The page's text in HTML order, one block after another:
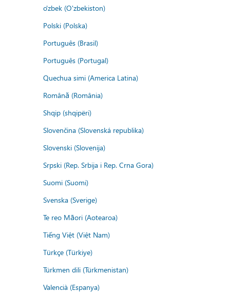
o'zbek (O'zbekiston)
Polski (Polska)
Português (Brasil)
Português (Portugal)
Quechua simi (America Latina)
Română (România)
Shqip (shqipëri)
Slovenčina (Slovenská republika)
Slovenski (Slovenija)
Srpski (Rep. Srbija i Rep. Crna Gora)
Suomi (Suomi)
Svenska (Sverige)
Te reo Māori (Aotearoa)
Tiếng Việt (Việt Nam)
Türkçe (Türkiye)
Türkmen dili (Türkmenistan)
Valencià (Espanya)